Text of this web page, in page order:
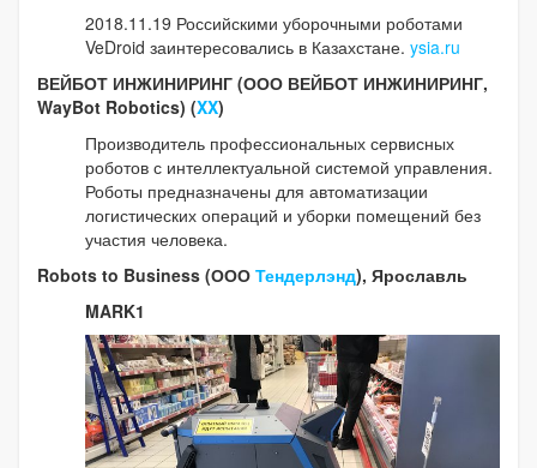
2018.11.19 Российскими уборочными роботами
VeDroid заинтересовались в Казахстане. ysia.ru
ВЕЙБОТ ИНЖИНИРИНГ (ООО ВЕЙБОТ ИНЖИНИРИНГ,
WayBot Robotics) (XX)
Производитель профессиональных сервисных
роботов с интеллектуальной системой управления.
Роботы предназначены для автоматизации
логистических операций и уборки помещений без
участия человека.
Robots to Business (ООО Тендерлэнд), Ярославль
MARK1